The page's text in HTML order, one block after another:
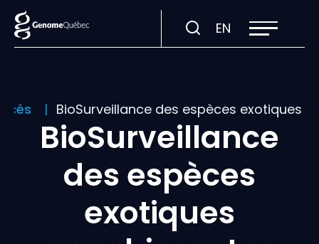
EN Visiter
la
:
la
navigation
du
BioSurveillance des espèces exotiques
BioSurveillance
des espèces
exotiques